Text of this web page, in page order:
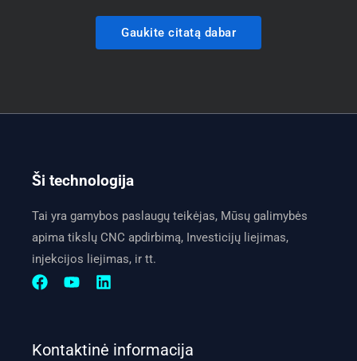
Gaukite citatą dabar
Ši technologija
Tai yra gamybos paslaugų teikėjas, Mūsų galimybės
apima tikslų CNC apdirbimą, Investicijų liejimas,
injekcijos liejimas, ir tt.
Kontaktinė informacija